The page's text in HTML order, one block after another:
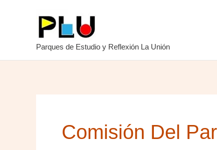
Parques de Estudio y Reflexión La Unión
Comisión Del